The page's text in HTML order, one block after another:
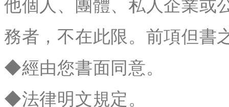
他個人、團體、私人企業或
務者，不在此限。前項但書
◆經由您書面同意。
◆法律明文規定。